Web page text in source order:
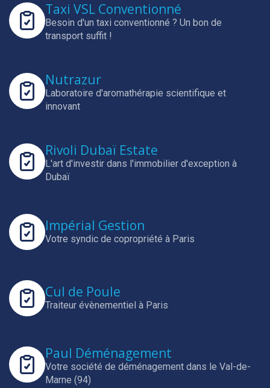
Taxi VSL Conventionné
Besoin d'un taxi conventionné ? Un bon de
transport suffit !
Nutrazur
Laboratoire d'aromathérapie scientifique et
innovant
Rivoli Dubaï Estate
L'art d'investir dans l'immobilier d'exception à
Dubaï
Impérial Gestion
Votre syndic de copropriété à Paris
Cul de Poule
Traiteur évènementiel à Paris
Paul Déménagement
Votre société de déménagement dans le Val-de-
Marne (94)